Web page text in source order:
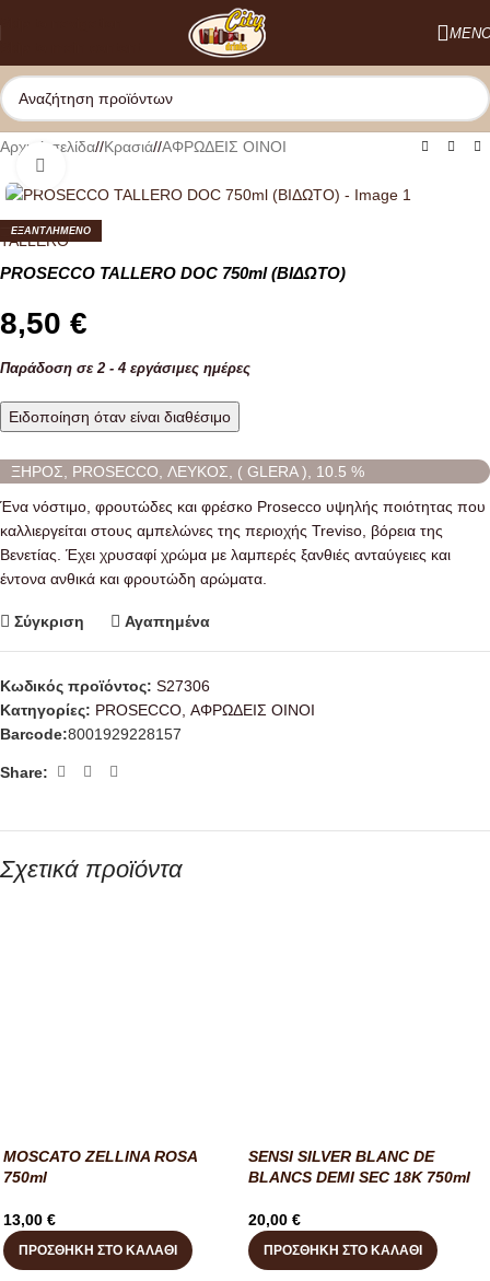
Αρχική σελίδα/ Κρασιά/ ΑΦΡΩΔΕΙΣ ΟΙΝΟΙ
ΕΞΑΝΤΛΗΜΕΝO
TALLERO
PROSECCO TALLERO DOC 750ml (ΒΙΔΩΤΟ)
8,50 €
Παράδοση σε 2 - 4 εργάσιμες ημέρες
Ειδοποίηση όταν είναι διαθέσιμο
ΞΗΡΟΣ, PROSECCO, ΛΕΥΚΟΣ, ( GLERA ), 10.5 %
Ένα νόστιμο, φρουτώδες και φρέσκο ​​Prosecco υψηλής ποιότητας που
καλλιεργείται στους αμπελώνες της περιοχής Treviso, βόρεια της
Βενετίας. Έχει χρυσαφί χρώμα με λαμπερές ξανθιές ανταύγειες και
έντονα ανθικά και φρουτώδη αρώματα.
Σύγκριση Αγαπημένα
Κωδικός προϊόντος: S27306
Κατηγορίες: PROSECCO, ΑΦΡΩΔΕΙΣ ΟΙΝΟΙ
Barcode:8001929228157
Share:
Σχετικά προϊόντα
MOSCATO ZELLINA ROSA
750ml
13,00 €
ΠΡΟΣΘΉΚΗ ΣΤΟ ΚΑΛΆΘΙ
SENSI SILVER BLANC DE
BLANCS DEMI SEC 18K 750ml
20,00 €
ΠΡΟΣΘΉΚΗ ΣΤΟ ΚΑΛΆΘΙ